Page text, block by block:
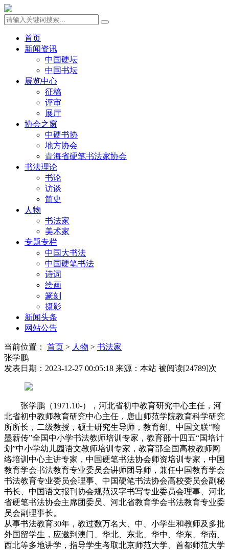
首页
新闻资讯
中国硬坛
中国书坛
展览中心
征稿
评审
展厅
协会之窗
中硬书协
地方协会
青海省硬笔书法家协会
书法理论
书论
访谈
简史
人物
书法家
美术家
专题专栏
中国大书法
中国硬笔书法
诗词
绘画
篆刻
摄影
新闻头条
网站公告
当前位置： 首页 > 人物 > 书法家
张学鹏
发表日期：2023-12-27 00:05:18 来源：本站 被阅读[24789]次
张学鹏（1971.10-），河北省初中教育研究中心主任，河
北省初中教师教育研究中心主任，唐山师范学院教育科学研究
所所长，二级教授，硕士研究生导师，教育部、中国文联“翰
墨薪传”全国中小学书法教师培训专家，教育部十四五“国培计
划”中小学幼儿园语文教师培训专家，教育部全国高校教师网
络培训中心主讲专家，中国硬笔书法协会师资培训专家，中国
教育学会书法教育专业委员会讲师团导师，兼任中国教育学会
书法教育专业委员会理事、中国硬笔书法协会高校委员会副秘
书长、中国语文报刊协会规范汉字书写专业委员会理事、河北
省硬笔书法协会主席团委员、河北省教育学会书法教育专业委
员会副理事长。
从事书法教育30年，教过数万名大、中、小学生和教师及多批
外国留学生，应邀到澳门、华北、东北、华中、华东、华南、
西北等多地讲学，指导学生考取北京师范大学、首都师范大学